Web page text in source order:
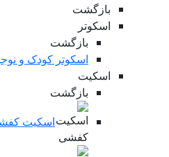
بازگشت
اسکوتر
بازگشت
اسکوتر کودک و نوجوان
اسکیت
بازگشت
اسکیت کفشی